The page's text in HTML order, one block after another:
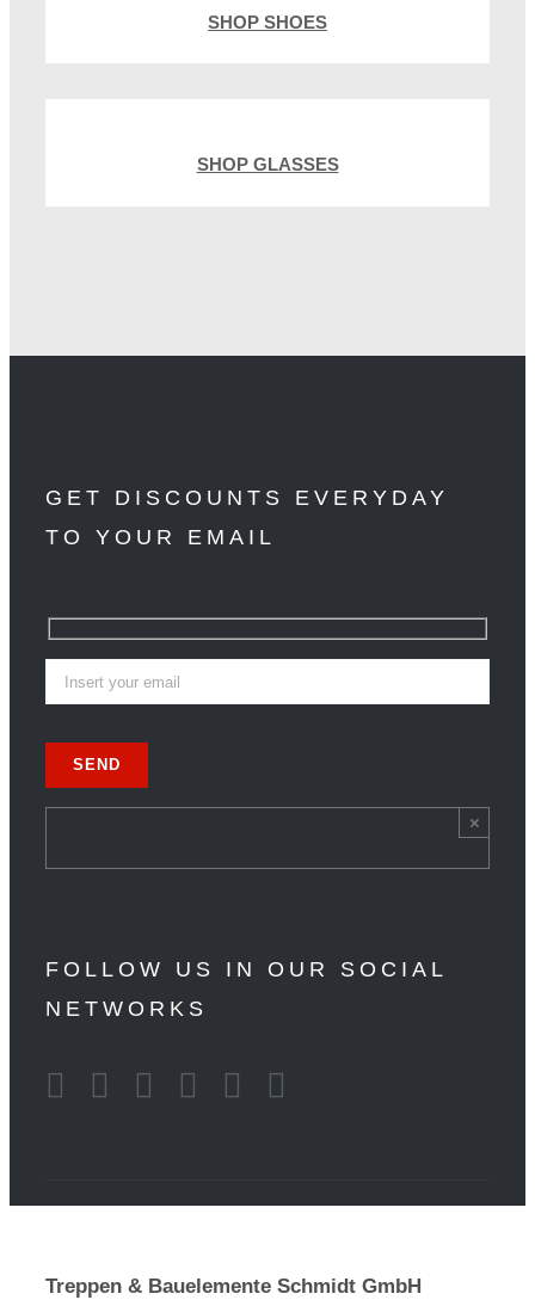
SHOP SHOES
SHOP GLASSES
GET DISCOUNTS EVERYDAY
TO YOUR EMAIL
×
FOLLOW US IN OUR SOCIAL
NETWORKS
Treppen & Bauelemente Schmidt GmbH